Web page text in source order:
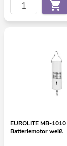
EUROLITE MB-1010
Batteriemotor weiß